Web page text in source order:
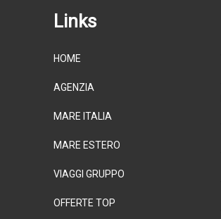
Links
HOME
AGENZIA
MARE ITALIA
MARE ESTERO
VIAGGI GRUPPO
OFFERTE TOP